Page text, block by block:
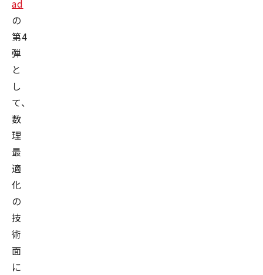
ad
の
第4
弾
と
し
て、
数
理
最
適
化
の
技
術
面
に